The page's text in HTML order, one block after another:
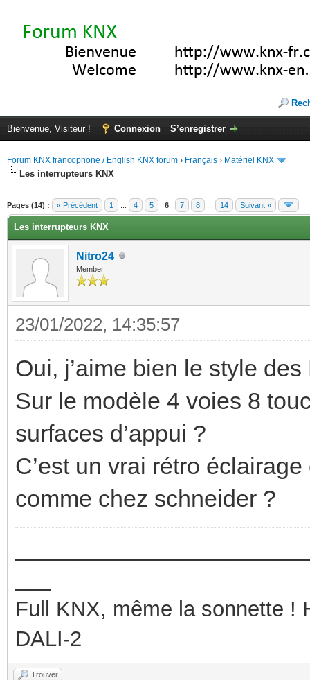
Bienvenue, Visiteur ! Connexion S’enregistrer
Forum KNX francophone / English KNX forum › Français › Matériel KNX
Les interrupteurs KNX
Pages (14) : « Précédent 1 4 5 6 7 8 14 Suivant »
Les interrupteurs KNX
Nitro24
Member
23/01/2022, 14:35:57
Oui, j’aime bien le style
Sur le modèle 4 voies 8
surfaces d’appui ?
C’est un vrai rétro
comme chez schneider ?
Full KNX, même la sonnette !
DALI-2
Trouver